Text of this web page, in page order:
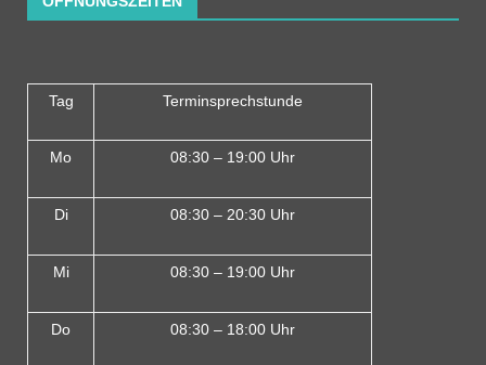
Tag Terminsprechstunde
Mo 08:30 – 19:00 Uhr
Di 08:30 – 20:30 Uhr
Mi 08:30 – 19:00 Uhr
Do 08:30 – 18:00 Uhr